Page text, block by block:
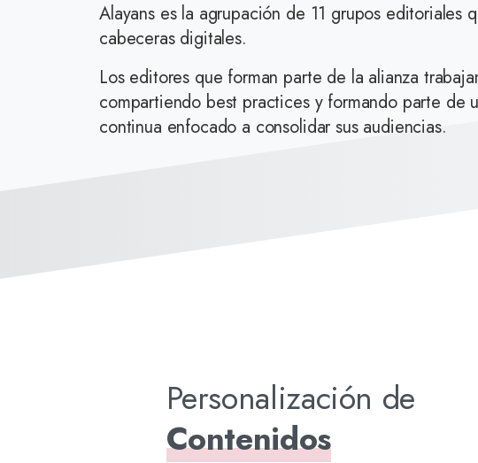
Alayans es la agrupación de 11 grupos editoriales
cabeceras digitales.
Los editores que forman parte de la alianza
compartiendo best practices y formando parte de
continua enfocado a consolidar sus audiencias.
Personalización de
Contenidos